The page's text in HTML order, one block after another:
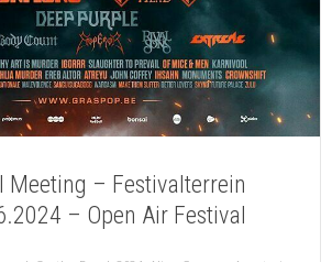
Meeting – Festivalterrein
– Open Air Festival